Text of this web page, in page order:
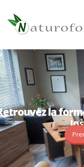
la
Jos
Pre